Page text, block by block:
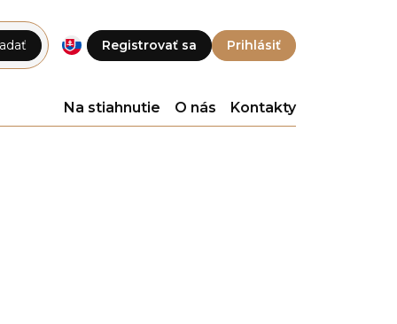
Registrovať sa Prihlásiť
Na stiahnutie O nás Kontakty